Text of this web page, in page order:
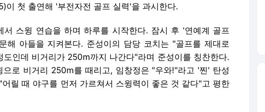
이 첫 출연해 '부전자전 골프 실력'을 과시한다.
서 스윙 연습을 하며 하루를 시작한다. 잠시 후 '연예계 골프
해 아들을 지켜본다. 준성이의 담당 코치는 "골프를 제대로
도인데 비거리가 250m까지 나간다"라며 준성이를 칭찬한다.
으로 비거리 250m를 때리고, 임창정은 "우와!"라고 '찐' 탄성
릴 때 야구를 먼저 가르쳐서 스윙력이 좋은 것 같다"고 평한